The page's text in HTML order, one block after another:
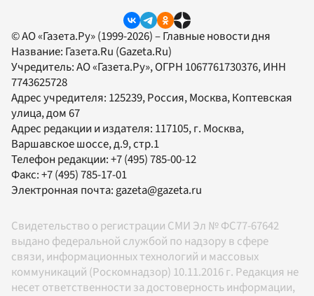
© АО «Газета.Ру» (1999-2026) – Главные новости дня
Название: Газета.Ru (Gazeta.Ru)
Учредитель:АО «Газета.Ру», ОГРН 1067761730376, ИНН
7743625728
Адрес учредителя: 125239, Россия, Москва, Коптевская
улица, дом 67
Адрес редакции и издателя: 117105, г. Москва,
Варшавское шоссе, д.9, стр.1
Телефон редакции:+7 (495) 785-00-12
Факс:+7 (495) 785-17-01
Электронная почта:gazeta@gazeta.ru
Свидетельство о регистрации СМИ Эл № ФС77-67642
выдано федеральной службой по надзору в сфере
связи, информационных технологий и массовых
коммуникаций (Роскомнадзор) 10.11.2016 г. Редакция не
несет ответственности за достоверность информации,